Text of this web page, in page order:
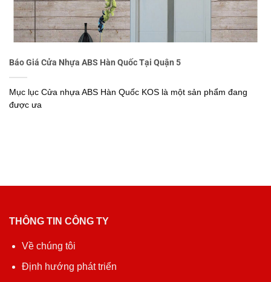
Báo Giá Cửa Nhựa ABS Hàn Quốc Tại Quận 5
Mục lục Cửa nhựa ABS Hàn Quốc KOS là một sản phẩm đang
được ưa
THÔNG TIN CÔNG TY
Về chúng tôi
Định hướng phát triển